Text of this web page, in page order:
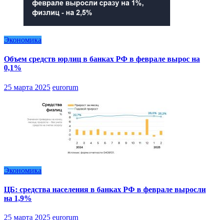
Экономика
Объем средств юрлиц в банках РФ в феврале вырос на
0,1%
25 марта 2025 eurorum
Экономика
ЦБ: средства населения в банках РФ в феврале выросли
на 1,9%
25 марта 2025 eurorum